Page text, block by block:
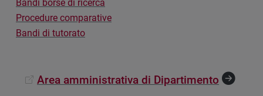
Bandi borse di ricerca
Procedure comparative
Bandi di tutorato
Area amministrativa di Dipartimento